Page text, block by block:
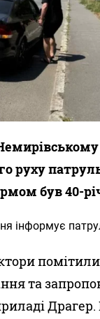
руху
був 40-
інформує
та